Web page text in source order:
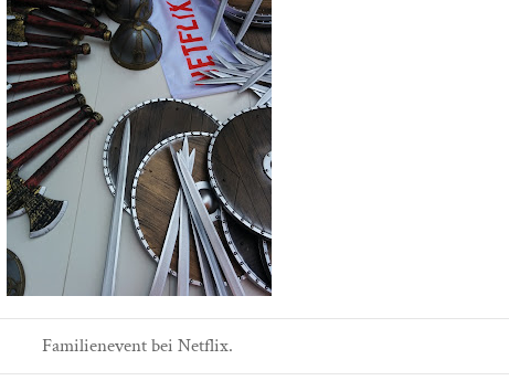
Familienevent bei Netflix.